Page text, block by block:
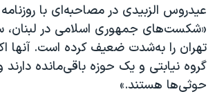
عیدروس الزبیدی در مصاحبه‌ای با
«شکست‌های جمهوری اسلامی در لبنان،
تهران را به‌شدت ضعیف کرده است. آنها
گروه نیابتی و یک حوزه باقی‌مانده
حوثی‌ها هستند.»